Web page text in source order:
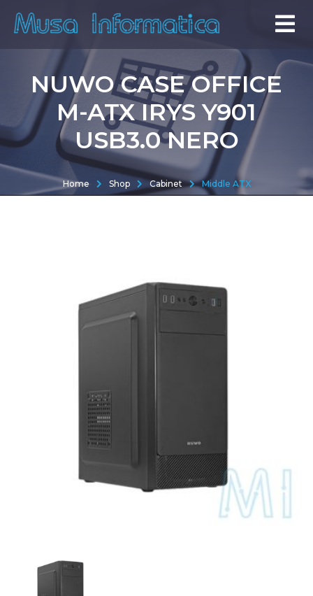
NUWO CASE OFFICE
M-ATX IRYS Y901
USB3.0 NERO
Home Shop Cabinet Middle ATX